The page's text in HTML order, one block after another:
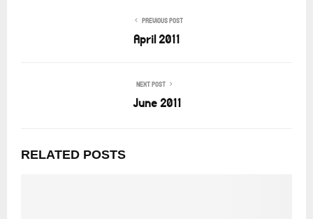
PREVIOUS POST
April 2011
NEXT POST
June 2011
RELATED POSTS